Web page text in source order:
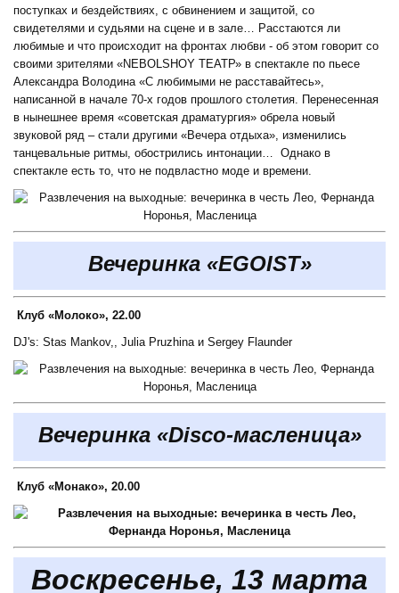
поступках и бездействиях, с обвинением и защитой, со
свидетелями и судьями на сцене и в зале… Расстаются ли
любимые и что происходит на фронтах любви - об этом говорит со
своими зрителями «NEBOLSHOY ТЕАТР» в спектакле по пьесе
Александра Володина «С любимыми не расставайтесь»,
написанной в начале 70-х годов прошлого столетия. Перенесенная
в нынешнее время «советская драматургия» обрела новый
звуковой ряд – стали другими «Вечера отдыха», изменились
танцевальные ритмы, обострились интонации… Однако в
спектакле есть то, что не подвластно моде и времени.
Вечеринка «EGOIST»
Клуб «Молоко», 22.00
DJ's: Stas Mankov,, Julia Pruzhina и Sergey Flaunder
Вечеринка «Disco-масленица»
Клуб «Монако», 20.00
Воскресенье, 13 марта